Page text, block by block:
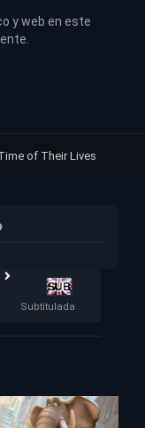
y web en este
of Their Lives
Subtitulada